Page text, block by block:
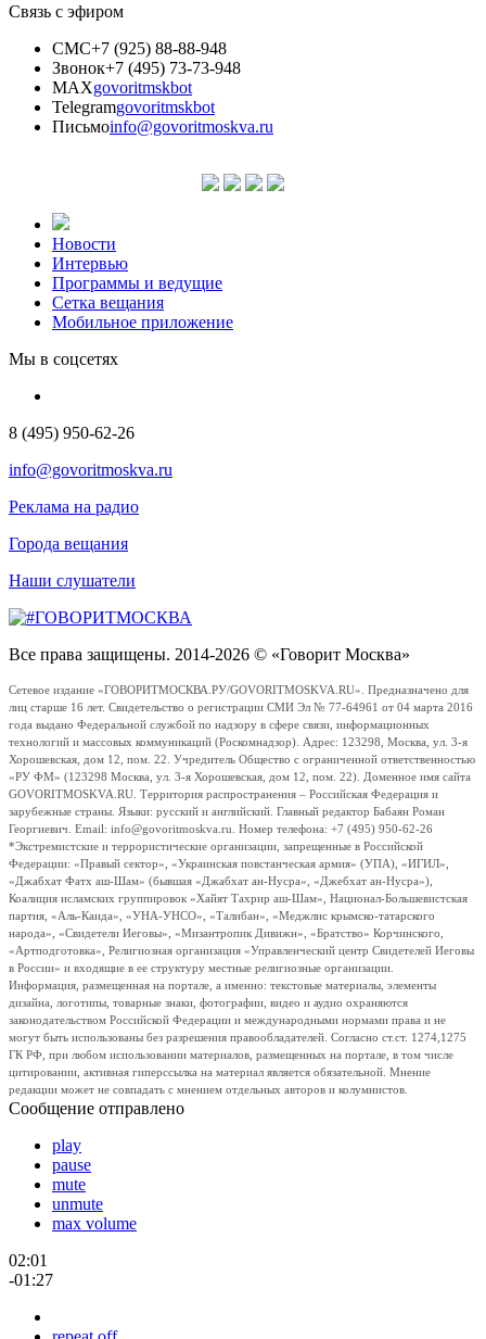
Связь с эфиром
СМС+7 (925) 88-88-948
Звонок+7 (495) 73-73-948
MAXgovoritmskbot
Telegramgovoritmskbot
Письмоinfo@govoritmoskva.ru
Новости
Интервью
Программы и ведущие
Сетка вещания
Мобильное приложение
Мы в соцсетях
8 (495) 950-62-26
info@govoritmoskva.ru
Реклама на радио
Города вещания
Наши слушатели
Все права защищены. 2014-2026 © «Говорит Москва»
Сетевое издание «ГОВОРИТМОСКВА.РУ/GOVORITMOSKVA.RU». Предназначено для
лиц старше 16 лет. Свидетельство о регистрации СМИ Эл № 77-64961 от 04 марта 2016
года выдано Федеральной службой по надзору в сфере связи, информационных
технологий и массовых коммуникаций (Роскомнадзор). Адрес: 123298, Москва, ул. 3-я
Хорошевская, дом 12, пом. 22. Учредитель Общество с ограниченной ответственностью
«РУ ФМ» (123298 Москва, ул. 3-я Хорошевская, дом 12, пом. 22). Доменное имя сайта
GOVORITMOSKVA.RU. Территория распространения – Российская Федерация и
зарубежные страны. Языки: русский и английский. Главный редактор Бабаян Роман
Георгиевич. Email: info@govoritmoskva.ru. Номер телефона: +7 (495) 950-62-26
*Экстремистские и террористические организации, запрещенные в Российской
Федерации: «Правый сектор», «Украинская повстанческая армия» (УПА), «ИГИЛ»,
«Джабхат Фатх аш-Шам» (бывшая «Джабхат ан-Нусра», «Джебхат ан-Нусра»),
Коалиция исламских группировок «Хайят Тахрир аш-Шам», Национал-Большевистская
партия, «Аль-Каида», «УНА-УНСО», «Талибан», «Меджлис крымско-татарского
народа», «Свидетели Иеговы», «Мизантропик Дивижн», «Братство» Корчинского,
«Артподготовка», Религиозная организация «Управленческий центр Свидетелей Иеговы
в России» и входящие в ее структуру местные религиозные организации.
Информация, размещенная на портале, а именно: текстовые материалы, элементы
дизайна, логотипы, товарные знаки, фотографии, видео и аудио охраняются
законодательством Российской Федерации и международными нормами права и не
могут быть использованы без разрешения правообладателей. Согласно ст.ст. 1274,1275
ГК РФ, при любом использовании материалов, размещенных на портале, в том числе
цитировании, активная гиперссылка на материал является обязательной. Мнение
редакции может не совпадать с мнением отдельных авторов и колумнистов.
Сообщение отправлено
play
pause
mute
unmute
max volume
02:01
-01:27